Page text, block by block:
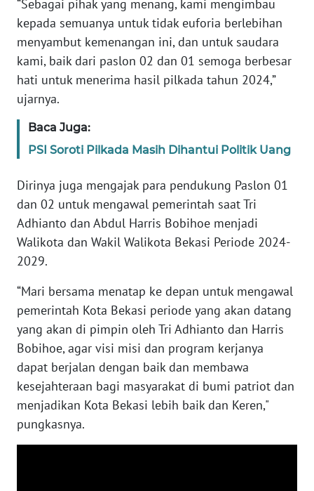
“Sebagai pihak yang menang, kami mengimbau
kepada semuanya untuk tidak euforia berlebihan
menyambut kemenangan ini, dan untuk saudara
kami, baik dari paslon 02 dan 01 semoga berbesar
hati untuk menerima hasil pilkada tahun 2024,”
ujarnya.
Baca Juga:
PSI Soroti Pilkada Masih Dihantui Politik Uang
Dirinya juga mengajak para pendukung Paslon 01
dan 02 untuk mengawal pemerintah saat Tri
Adhianto dan Abdul Harris Bobihoe menjadi
Walikota dan Wakil Walikota Bekasi Periode 2024-
2029.
“Mari bersama menatap ke depan untuk mengawal
pemerintah Kota Bekasi periode yang akan datang
yang akan di pimpin oleh Tri Adhianto dan Harris
Bobihoe, agar visi misi dan program kerjanya
dapat berjalan dengan baik dan membawa
kesejahteraan bagi masyarakat di bumi patriot dan
menjadikan Kota Bekasi lebih baik dan Keren,"
pungkasnya.
WN
SULTRA
WN
NTB
SULTENG
SULBAR
BABEL
WN
WN
SUMSEL
WN
BENGKULU
WN